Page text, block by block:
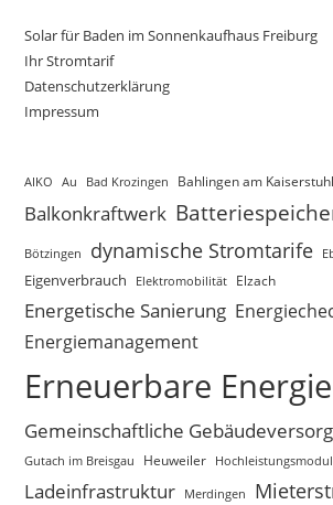
Solar für Baden im Sonnenkaufhaus Freiburg
Ihr Stromtarif
Datenschutzerklärung
Impressum
AIKO Au Bad Krozingen Bahlingen am Kaiserstuhl
Balkonkraftwerk
Bötzingen dynamische Stromtarife
Eigenverbrauch Elektromobilität Elzach
Energetische Sanierung
Energiemanagement
Erneuerbare
Gemeinschaftliche
Gutach im Breisgau
Heuweiler
Ladeinfrastruktur Merdingen